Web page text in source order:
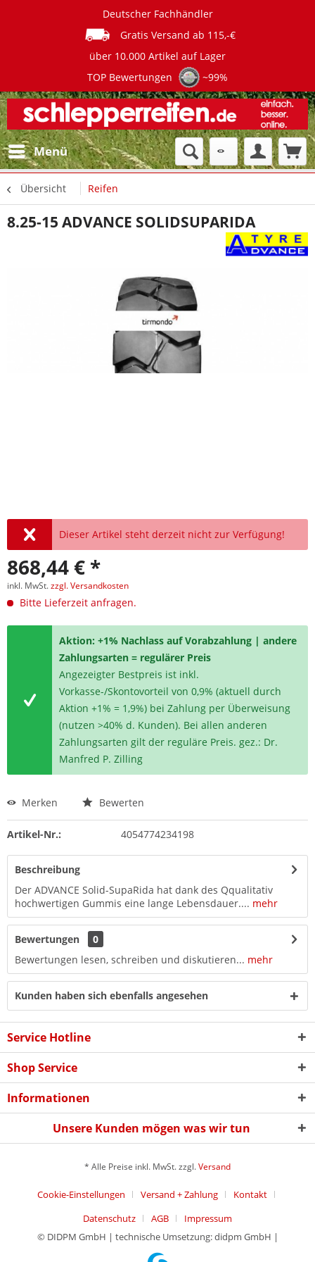
Deutscher Fachhändler
Gratis Versand ab 115,-€
über 10.000 Artikel auf Lager
TOP Bewertungen
~99%
Menü
Übersicht Reifen
8.25-15 ADVANCE SOLIDSUPARIDA
Dieser Artikel steht derzeit nicht zur Verfügung!
868,44 € *
inkl. MwSt.zzgl. Versandkosten
Bitte Lieferzeit anfragen.
Aktion: +1% Nachlass auf Vorabzahlung | andere
Zahlungsarten = regulärer Preis
Angezeigter Bestpreis ist inkl.
Vorkasse-/Skontovorteil von 0,9% (aktuell durch
Aktion +1% = 1,9%) bei Zahlung per Überweisung
(nutzen >40% d. Kunden). Bei allen anderen
Zahlungsarten gilt der reguläre Preis. gez.: Dr.
Manfred P. Zilling
Merken Bewerten
Artikel-Nr.: 4054774234198
Beschreibung
Der ADVANCE Solid-SupaRida hat dank des Qqualitativ
hochwertigen Gummis eine lange Lebensdauer.... mehr
Bewertungen
0
Bewertungen lesen, schreiben und diskutieren... mehr
Kunden haben sich ebenfalls angesehen
Service Hotline
Shop Service
Informationen
Unsere Kunden mögen was wir tun
* Alle Preise inkl. MwSt. zzgl.Versand
Cookie-Einstellungen Versand + Zahlung
Kontakt
Datenschutz
AGB
Impressum
© DIDPM GmbH | technische Umsetzung: didpm GmbH |